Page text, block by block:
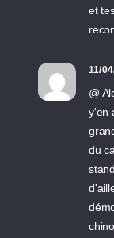
et
11/
@
y'en
du